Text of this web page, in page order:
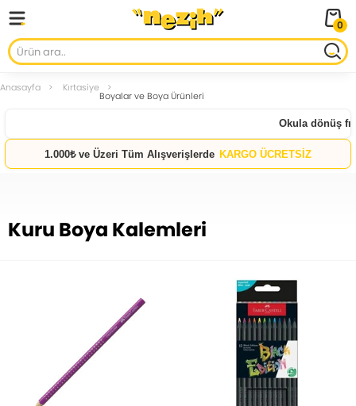
0
Anasayfa Kırtasiye
Boyalar ve Boya Ürünleri
Okula dönüş fırsatları
1.000₺ ve Üzeri Tüm Alışverişlerde KARGO ÜCRETSİZ
Kuru Boya Kalemleri